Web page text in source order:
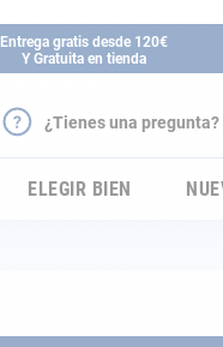
Entrega gratis desde 120€
Y Gratuita en tienda
¿Tienes una pregunta?
ELEGIR BIEN